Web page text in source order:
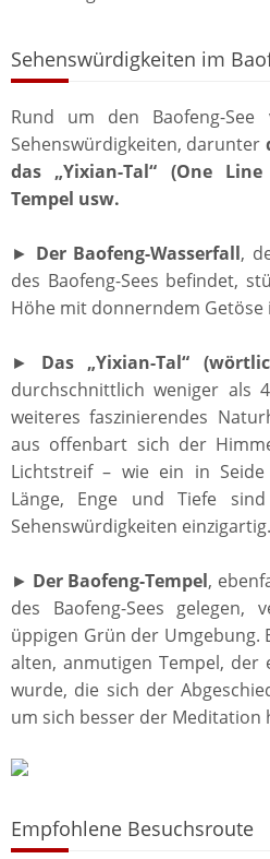
Sehenswürdigkeiten im
Rund um den Baofeng-
Sehenswürdigkeiten, darunter
das „Yixian-Tal“ (One
Tempel usw.
► Der Baofeng-Wasserfall,
des Baofeng-Sees befindet,
Höhe mit donnerndem Getöse
► Das „Yixian-Tal“
durchschnittlich weniger als
weiteres faszinierendes
aus offenbart sich der
Lichtstreif – wie ein in Seide
Länge, Enge und Tiefe
Sehenswürdigkeiten einzigartig.
► Der Baofeng-Tempel,
des Baofeng-Sees
üppigen Grün der Umgebung.
alten, anmutigen Tempel,
wurde, die sich der
um sich besser der Meditation
Empfohlene Besuchsroute